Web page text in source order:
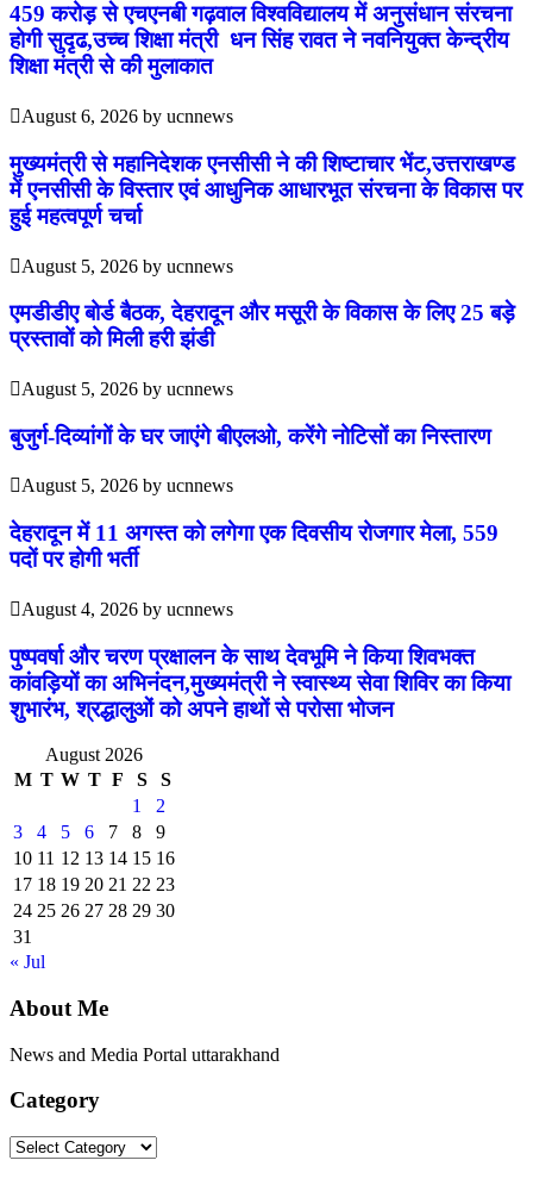
459 करोड़ से एचएनबी गढ़वाल विश्वविद्यालय में अनुसंधान संरचना
होगी सुदृढ,उच्च शिक्षा मंत्री धन सिंह रावत ने नवनियुक्त केन्द्रीय
शिक्षा मंत्री से की मुलाकात
August 6, 2026 by ucnnews
मुख्यमंत्री से महानिदेशक एनसीसी ने की शिष्टाचार भेंट,उत्तराखण्ड
में एनसीसी के विस्तार एवं आधुनिक आधारभूत संरचना के विकास पर
हुई महत्वपूर्ण चर्चा
August 5, 2026 by ucnnews
एमडीडीए बोर्ड बैठक, देहरादून और मसूरी के विकास के लिए 25 बड़े
प्रस्तावों को मिली हरी झंडी
August 5, 2026 by ucnnews
बुजुर्ग-दिव्यांगों के घर जाएंगे बीएलओ, करेंगे नोटिसों का निस्तारण
August 5, 2026 by ucnnews
​देहरादून में 11 अगस्त को लगेगा एक दिवसीय रोजगार मेला, 559
पदों पर होगी भर्ती
August 4, 2026 by ucnnews
पुष्पवर्षा और चरण प्रक्षालन के साथ देवभूमि ने किया शिवभक्त
कांवड़ियों का अभिनंदन,मुख्यमंत्री ने स्वास्थ्य सेवा शिविर का किया
शुभारंभ, श्रद्धालुओं को अपने हाथों से परोसा भोजन
August 2026
M T W T F S
S
1
2
3
4 5 6 7 8
9
10 11 12 13 14 15 16
17 18 19 20 21 22 23
24 25 26 27 28 29 30
31
« Jul
About Me
News and Media Portal uttarakhand
Category
Category